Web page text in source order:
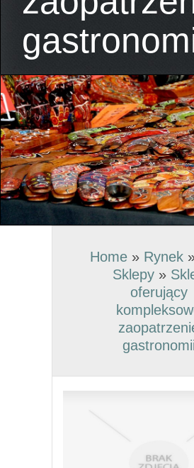
Home » Rynek
Sklepy»
oferujący
gastronomii